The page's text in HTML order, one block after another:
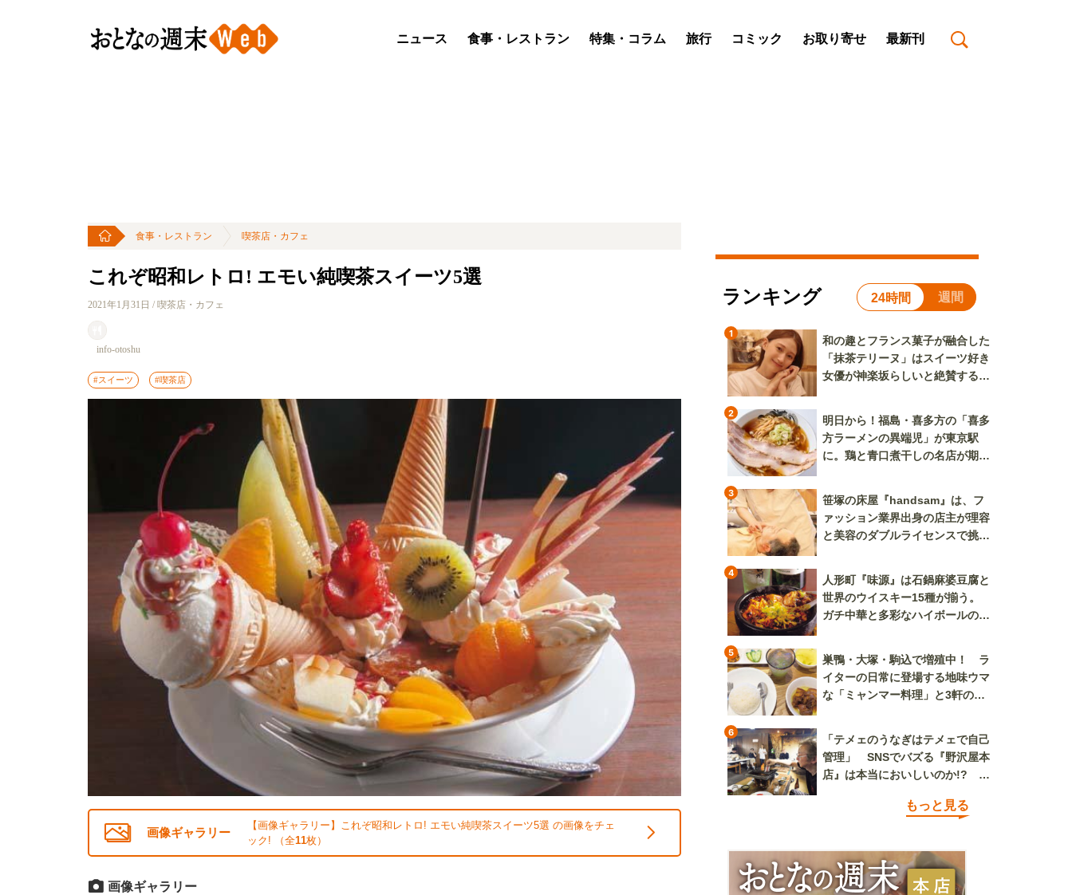
ニュース 食事・レストラン 特集・コラム 旅行 コミック お取り寄せ 最新刊
食事・レストラン 喫茶店・カフェ
これぞ昭和レトロ! エモい純喫茶スイーツ5選
2021年1月31日 / 喫茶店・カフェ
info-otoshu
#スイーツ #喫茶店
画像ギャラリー
【画像ギャラリー】これぞ昭和レトロ! エモい純喫茶スイーツ5選 の画像をチェ
ック! （全11枚）
画像ギャラリー
ランキング 24時間 週間
1
和の趣とフランス菓子が融合した
「抹茶テリーヌ」はスイーツ好き
女優が神楽坂らしいと絶賛する逸
2
明日から！福島・喜多方の「喜多
方ラーメンの異端児」が東京駅
に。鶏と青口煮干しの名店が期間
3
笹塚の床屋『handsam』は、フ
ァッション業界出身の店主が理容
と美容のダブルライセンスで挑む
4
人形町『味源』は石鍋麻婆豆腐と
世界のウイスキー15種が揃う。
ガチ中華と多彩なハイボールの組
5
巣鴨・大塚・駒込で増殖中！ ラ
イターの日常に登場する地味ウマ
な「ミャンマー料理」と3軒のニ
6
「テメェのうなぎはテメェで自己
管理」 SNSでバズる『野沢屋本
店』は本当においしいのか!? い
もっと見る